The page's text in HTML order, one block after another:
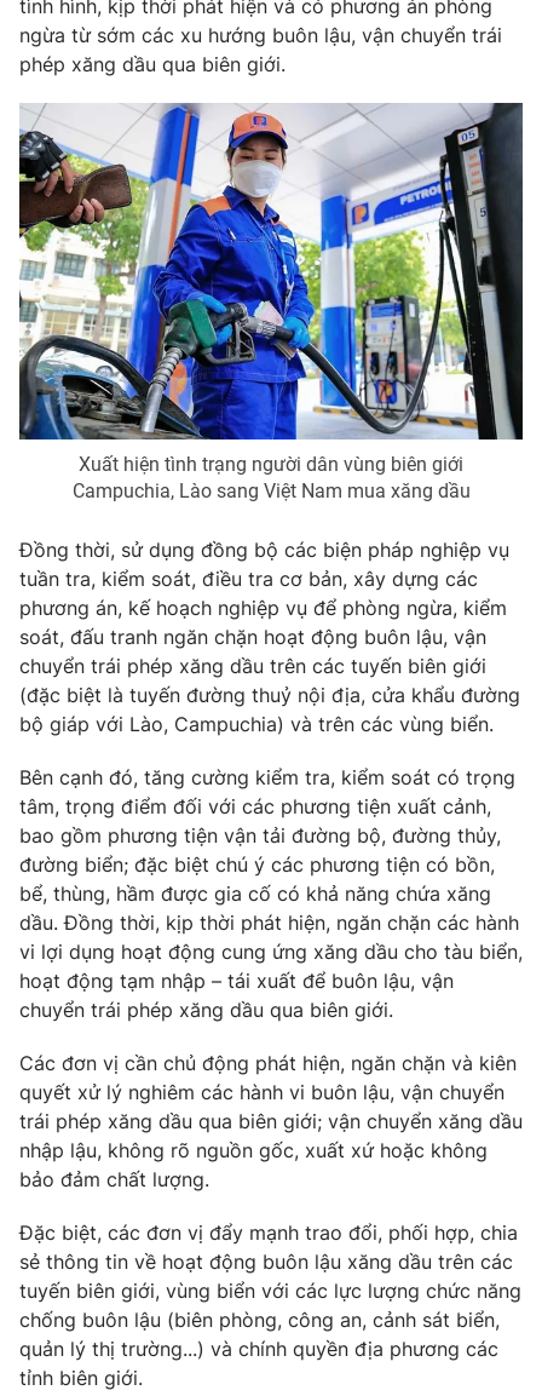
VTV Sức khoẻ Bất động sản
VTV4 Vươn mình bằng AI
VTV9 VTV8
Liên hệ tòa soạn English
THỜI BÁO VTV
Theo dõi báo trên
Cơ quan chủ quản:Đài Truyền hình Việt Nam
Cơ quan báo chí: Thời báo VTV
Giấy phép hoạt động báo in và báo điện tử số 483/GP-BTTTT
cấp ngày 29/12/2023
Tổng Biên tập:
Vũ Thanh Thủy
Phó Tổng Biên tập:Nguyễn Thị Mỹ Hạnh, Phạm Quốc Thắng,
Nguyễn Trọng Ninh
Tổng đài VTV:024.38 355 931 - 024.38 355 932
Ðiện thoại Thời báo VTV:024.66 897 897
Email:toasoan@vtv.vn
Liên hệ quảng cáo:024-7300.7108
® Cấm sao chép dưới mọi hình thức nếu không có sự chấp
thuận bằng văn bản. Ghi rõ nguồn VTV.vn khi phát hành lại
thông tin từ website này.
tình hình, kịp thời phát hiện và có phương án phòng
ngừa từ sớm các xu hướng buôn lậu, vận chuyển trái
phép xăng dầu qua biên giới.
Xuất hiện tình trạng người dân vùng biên giới
Campuchia, Lào sang Việt Nam mua xăng dầu
Đồng thời, sử dụng đồng bộ các biện pháp nghiệp vụ
tuần tra, kiểm soát, điều tra cơ bản, xây dựng các
phương án, kế hoạch nghiệp vụ để phòng ngừa, kiểm
soát, đấu tranh ngăn chặn hoạt động buôn lậu, vận
chuyển trái phép xăng dầu trên các tuyến biên giới
(đặc biệt là tuyến đường thuỷ nội địa, cửa khẩu đường
bộ giáp với Lào, Campuchia) và trên các vùng biển.
Bên cạnh đó, tăng cường kiểm tra, kiểm soát có trọng
tâm, trọng điểm đối với các phương tiện xuất cảnh,
bao gồm phương tiện vận tải đường bộ, đường thủy,
đường biển; đặc biệt chú ý các phương tiện có bồn,
bể, thùng, hầm được gia cố có khả năng chứa xăng
dầu. Đồng thời, kịp thời phát hiện, ngăn chặn các hành
vi lợi dụng hoạt động cung ứng xăng dầu cho tàu biển,
hoạt động tạm nhập – tái xuất để buôn lậu, vận
chuyển trái phép xăng dầu qua biên giới.
Các đơn vị cần chủ động phát hiện, ngăn chặn và kiên
quyết xử lý nghiêm các hành vi buôn lậu, vận chuyển
trái phép xăng dầu qua biên giới; vận chuyển xăng dầu
nhập lậu, không rõ nguồn gốc, xuất xứ hoặc không
bảo đảm chất lượng.
Đặc biệt, các đơn vị đẩy mạnh trao đổi, phối hợp, chia
sẻ thông tin về hoạt động buôn lậu xăng dầu trên các
tuyến biên giới, vùng biển với các lực lượng chức năng
chống buôn lậu (biên phòng, công an, cảnh sát biển,
quản lý thị trường...) và chính quyền địa phương các
tỉnh biên giới.